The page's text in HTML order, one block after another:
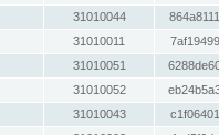
31010044
31010011
31010051
31010052
31010043